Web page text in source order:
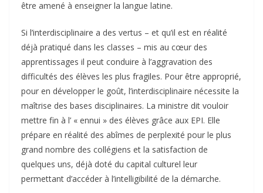
être amené à enseigner la langue latine.
Si l’interdisciplinaire a des vertus – et qu’il est en réalité
déjà pratiqué dans les classes – mis au cœur des
apprentissages il peut conduire à l’aggravation des
difficultés des élèves les plus fragiles. Pour être approprié,
pour en développer le goût, l’interdisciplinaire nécessite la
maîtrise des bases disciplinaires. La ministre dit vouloir
mettre fin à l’ « ennui » des élèves grâce aux EPI. Elle
prépare en réalité des abîmes de perplexité pour le plus
grand nombre des collégiens et la satisfaction de
quelques uns, déjà doté du capital culturel leur
permettant d’accéder à l’intelligibilité de la démarche.